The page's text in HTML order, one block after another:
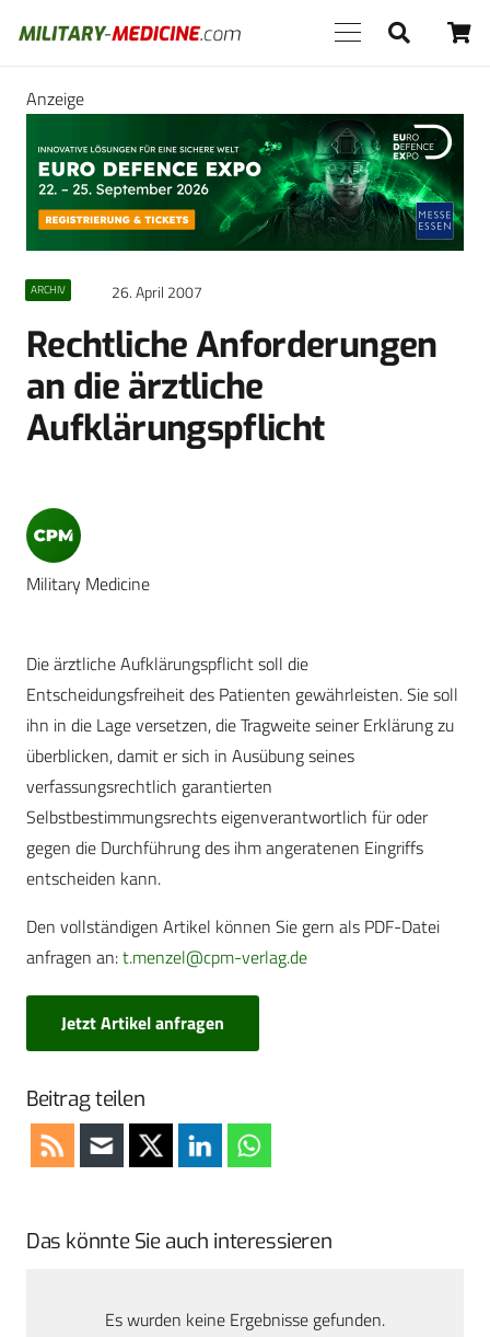
Anzeige
ARCHIV 26. April 2007
Rechtliche Anforderungen
an die ärztliche
Aufklärungspflicht
Military Medicine
Die ärztliche Aufklärungspflicht soll die
Entscheidungsfreiheit des Patienten gewährleisten. Sie soll
ihn in die Lage versetzen, die Tragweite seiner Erklärung zu
überblicken, damit er sich in Ausübung seines
verfassungsrechtlich garantierten
Selbstbestimmungsrechts eigenverantwortlich für oder
gegen die Durchführung des ihm angeratenen Eingriffs
entscheiden kann.
Den vollständigen Artikel können Sie gern als PDF-Datei
anfragen an:t.menzel@cpm-verlag.de
Jetzt Artikel anfragen
Beitrag teilen
Das könnte Sie auch interessieren
Es wurden keine Ergebnisse gefunden.